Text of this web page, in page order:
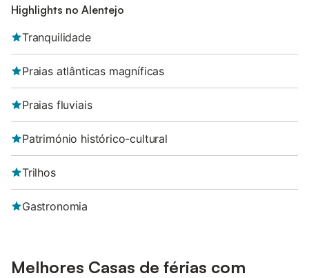
Highlights no Alentejo
Tranquilidade
Praias atlânticas magníficas
Praias fluviais
Património histórico-cultural
Trilhos
Gastronomia
Melhores Casas de férias com